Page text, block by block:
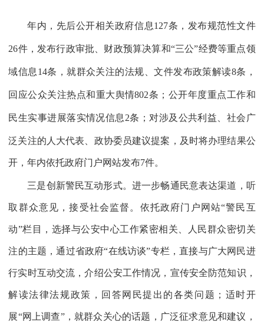
年内，先后公开相关政府信息127条，发布规范性文件
26件，发布行政审批、财政预算决算和“三公”经费等重点领
域信息 14条，就群众关注的法规、文件发布政策解读8条，
回应公众关注热点和重大舆情802条；公开年度重点工作和
民生实事进展落实情况信息 2条；对涉及公共利益、社会广
泛关注的人大代表、政协委员建议提案，及时将办理结果公
开，年内依托政府门户网站发布7件。
三是创新警民互动形式。进一步畅通民意表达渠道，听
取群众意见，接受社会监督。依托政府门户网站“警民互
动”栏目，选择与公安中心工作紧密相关、人民群众密切关
注的主题，通过省政府“在线访谈”专栏，直接与广大网民进
行实时互动交流，介绍公安工作情况，宣传安全防范知识，
解读法律法规政策，回答网民提出的各类问题；适时开
展“网上调查”，就群众关心的话题，广泛征求意见和建议，